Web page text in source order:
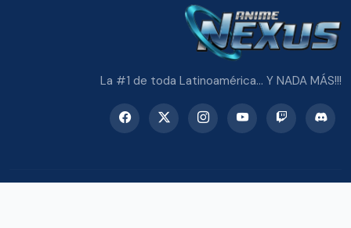
La #1 de toda Latinoamérica... Y NADA MÁS!!!